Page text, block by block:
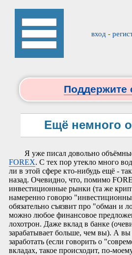
вход -
Поддержите
Ещё немного
Я уже писал довольно
FOREX. С тех пор утекло много
ли в этой сфере кто-нибудь ещё -
назад. Очевидно, что, помимо
инвестиционные рынки (та же
намеренно говорю
обязательно съязвит про "обман и
можно любое финансовое
лохотрон. Даже вклад в банке
зарабатывает больше, чем вы). А
заработать (если говорить о
вкладах, такое происходит, по-